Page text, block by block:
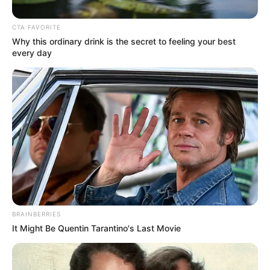
Fundación Fides, en Facebook
Olimpiadas Fides 50 años en Bogotá
Por:Miguel Andrés Galvis
Mayo 27, 2025
CTA FAVORITE
Why this ordinary drink is the secret to feeling your best
every day
BRAINBERRIES
It Might Be Quentin Tarantino's Last Movie